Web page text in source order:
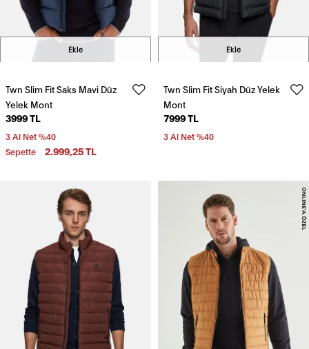
Ekle
Twn Slim Fit Saks Mavi Düz
Yelek Mont
3999 TL
3 Al Net %40
Sepette
2.999,25 TL
Ekle
Twn Slim Fit Siyah Düz Yelek
Mont
7999 TL
3 Al Net %40